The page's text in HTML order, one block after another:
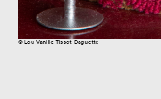
© Lou-Vanille Tissot-Daguette